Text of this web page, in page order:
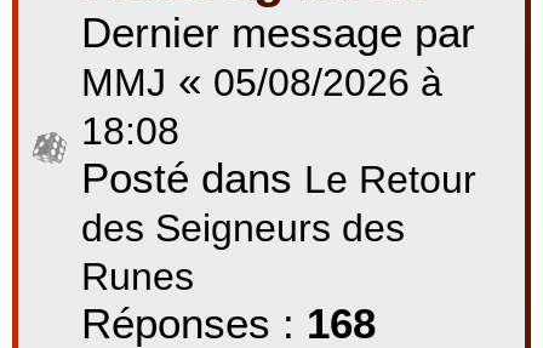
Dernier message par
MMJ « 05/08/2026 à
18:08
Posté dans Le Retour
des Seigneurs des
Runes
Réponses : 168